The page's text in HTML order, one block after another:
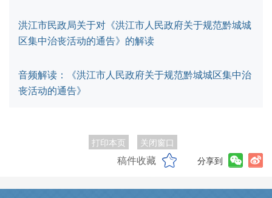
洪江市民政局关于对《洪江市人民政府关于规范黔城城
区集中治丧活动的通告》的解读
音频解读：《洪江市人民政府关于规范黔城城区集中治
丧活动的通告》
打印本页 关闭窗口
稿件收藏 分享到